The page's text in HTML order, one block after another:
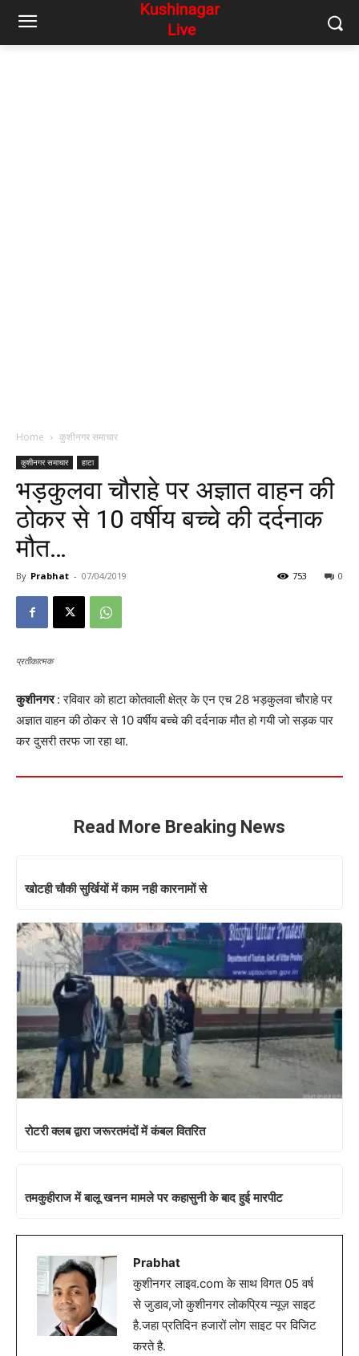
Home कुशीनगर समाचार
कुशीनगर समाचार हाटा
भड़कुलवा चौराहे पर अज्ञात वाहन की
ठोकर से 10 वर्षीय बच्चे की दर्दनाक
मौत…
By Prabhat - 07/04/2019 0
753
प्रतीकात्मक
कुशीनगर: रविवार को हाटा कोतवाली क्षेत्र के एन एच 28 भड़कुलवा चौराहे पर
अज्ञात वाहन की ठोकर से 10 वर्षीय बच्चे की दर्दनाक मौत हो गयी जो सड़क पार
कर दुसरी तरफ जा रहा था.
Read More Breaking News
खोटही चौकी सुर्खियों में काम नही कारनामों से
रोटरी क्लब द्वारा जरूरतमंदों में कंबल वितरित
तमकुहीराज में बालू खनन मामले पर कहासुनी के बाद हुई मारपीट
Prabhat
कुशीनगर लाइव.com के साथ विगत 05 वर्ष
से जुडाव,जो कुशीनगर लोकप्रिय न्यूज़ साइट
है.जहा प्रतिदिन हजारों लोग साइट पर विजिट
करते है.